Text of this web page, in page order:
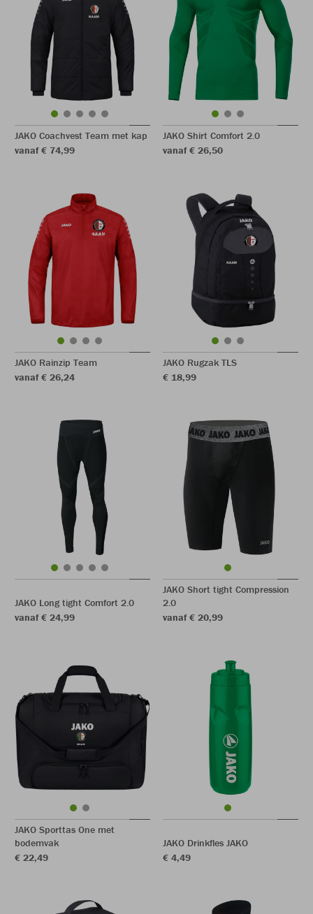
JAKO Coachvest Team met kap
vanaf € 74,99
JAKO Shirt Comfort 2.0
vanaf € 26,50
JAKO Rainzip Team
vanaf € 26,24
JAKO Rugzak TLS
€ 18,99
JAKO Long tight Comfort 2.0
vanaf € 24,99
JAKO Short tight Compression
2.0
vanaf € 20,99
JAKO Sporttas One met
bodemvak
€ 22,49
JAKO Drinkfles JAKO
€ 4,49